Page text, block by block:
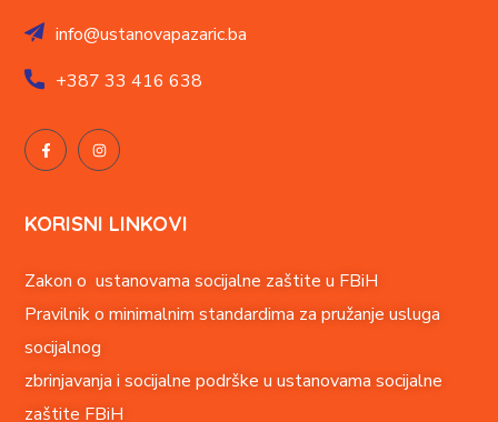
info@ustanovapazaric.ba
+38733 416 638
KORISNI LINKOVI
Zakon o ustanovama socijalne zaštite u FBiH
Pravilnik o minimalnim standardima za pružanje usluga
socijalnog
zbrinjavanja i socijalne podrške u ustanovama socijalne
zaštite FBiH